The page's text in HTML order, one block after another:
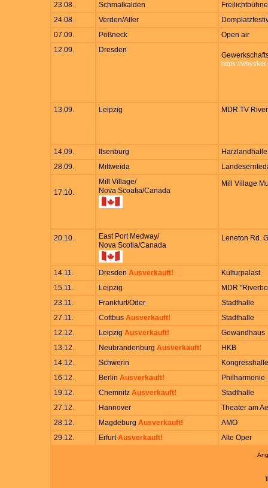
23.08.
Schmalkalden
Freilichtbühne
24.08.
Verden/Aller
07.09.
Pößneck
Open air
12.09.
Dresden
https://
13.09. Leipzig MDR TV
14.09. Ilsenburg
Harzlandhalle
28.09.
Mittweida
17.10.
Mill Village/
Nova Scoatia/Canada
Mill Village
20.10.
East Port Medway/
Nova Scotia/Canada
Leneton Rd.
14.11. Dresden Ausverkauft!
Kulturpalast
15.11.
Leipzig
MDR
23.11.
Frankfurt/Oder
Stadthalle
27.11.
Cottbus Ausverkauft!
Stadthalle
12.12.
Leipzig Ausverkauft!
Gewandhaus
13.12.
Neubrandenburg Ausverkauft!
HKB
14.12.
Schwerin
Kongresshalle
16.12.
Berlin Ausverkauft!
Philharmonie
19.12.
Chemnitz Ausverkauft!
Stadthalle
27.12.
Hannover
Theater am
28.12.
Magdeburg Ausverkauft!
AMO
29.12.
ErfurtAusverkauft! Alte Oper